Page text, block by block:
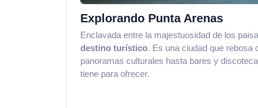
Explorando Punta Arenas
Enclavada entre la majestuosidad de los
destino turístico. Es una ciudad que rebosa
panoramas culturales hasta bares y
tiene para ofrecer.